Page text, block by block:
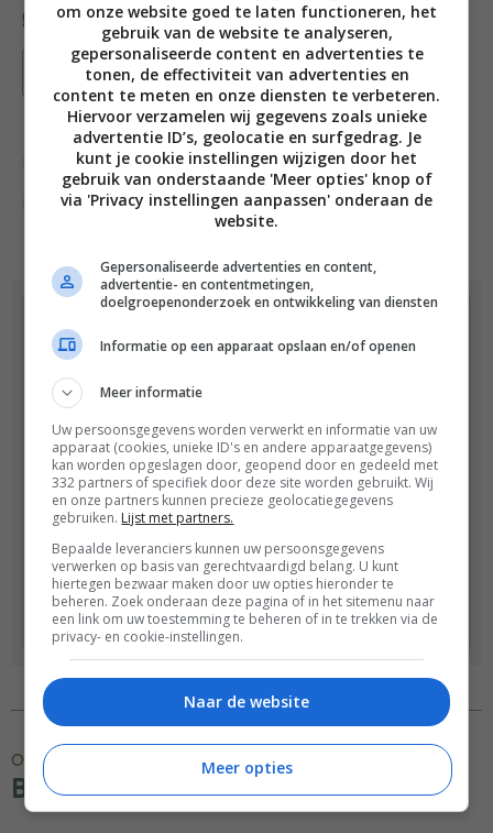
Bewaar recept
Bakken Bakrecepten Gelegenheid
Sinterklaas recepten
Dit recept komt uit:
Strooigoed
pepernoten te bakken? Hoog
tijd voor iets anders: probeer
dit jaar eens taai-taai,
Net zo…
Bestel
Ontdek meer
Bakken recepten
om onze website goed te laten functioneren, het
gebruik van de website te analyseren,
gepersonaliseerde content en advertenties te
tonen, de effectiviteit van advertenties en
content te meten en onze diensten te verbeteren.
Hiervoor verzamelen wij gegevens zoals unieke
advertentie ID’s, geolocatie en surfgedrag. Je
kunt je cookie instellingen wijzigen door het
gebruik van onderstaande 'Meer opties' knop of
via 'Privacy instellingen aanpassen' onderaan de
website.
Gepersonaliseerde advertenties en content,
advertentie- en contentmetingen,
doelgroepenonderzoek en ontwikkeling van diensten
Informatie op een apparaat opslaan en/of openen
Meer informatie
Uw persoonsgegevens worden verwerkt en informatie van uw
apparaat (cookies, unieke ID's en andere apparaatgegevens)
kan worden opgeslagen door, geopend door en gedeeld met
332 partners of specifiek door deze site worden gebruikt. Wij
en onze partners kunnen precieze geolocatiegegevens
gebruiken. Lijst met partners.
Bepaalde leveranciers kunnen uw persoonsgegevens
verwerken op basis van gerechtvaardigd belang. U kunt
hiertegen bezwaar maken door uw opties hieronder te
beheren. Zoek onderaan deze pagina of in het sitemenu naar
een link om uw toestemming te beheren of in te trekken via de
privacy- en cookie-instellingen.
Naar de website
Meer opties